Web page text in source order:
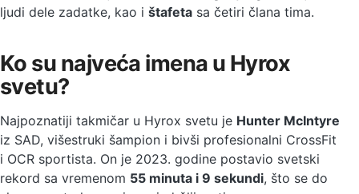
ljudi dele zadatke, kao i štafeta sa četiri člana tima.
Ko su najveća imena u Hyrox
svetu?
Najpoznatiji takmičar u Hyrox svetu je Hunter McIntyre
iz SAD, višestruki šampion i bivši profesionalni CrossFit
i OCR sportista. On je 2023. godine postavio svetski
rekord sa vremenom 55 minuta i 9 sekundi, što se do